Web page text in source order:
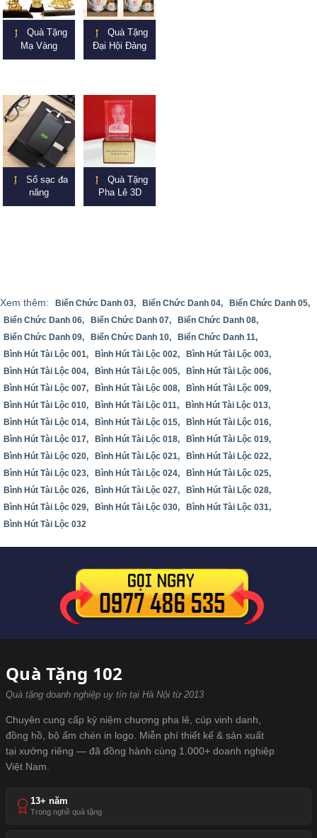
Quà Tặng
Mạ Vàng
Quà Tặng
Đại Hội Đảng
Sổ sạc đa
năng
Quà Tặng
Pha Lê 3D
Xem thêm: Biển Chức Danh 03, Biển Chức Danh 04,
Biển Chức Danh 05,
Biển Chức Danh 06,
Biển Chức Danh 07,
Biển Chức Danh 08,
Biển Chức Danh 09,
Biển Chức Danh 10,
Biển Chức Danh 11,
Bình Hút Tài Lộc 001,
Bình Hút Tài Lộc 002,
Bình Hút Tài Lộc 003,
Bình Hút Tài Lộc 004,
Bình Hút Tài Lộc 005,
Bình Hút Tài Lộc 006,
Bình Hút Tài Lộc 007,
Bình Hút Tài Lộc 008,
Bình Hút Tài Lộc 009,
Bình Hút Tài Lộc 010,
Bình Hút Tài Lộc 011,
Bình Hút Tài Lộc 013,
Bình Hút Tài Lộc 014,
Bình Hút Tài Lộc 015,
Bình Hút Tài Lộc 016,
Bình Hút Tài Lộc 017,
Bình Hút Tài Lộc 018,
Bình Hút Tài Lộc 019,
Bình Hút Tài Lộc 020,
Bình Hút Tài Lộc 021,
Bình Hút Tài Lộc 022,
Bình Hút Tài Lộc 023,
Bình Hút Tài Lộc 024,
Bình Hút Tài Lộc 025,
Bình Hút Tài Lộc 026,
Bình Hút Tài Lộc 027,
Bình Hút Tài Lộc 028,
Bình Hút Tài Lộc 029,
Bình Hút Tài Lộc 030,
Bình Hút Tài Lộc 031,
Bình Hút Tài Lộc 032
Quà Tặng 102
Quà tặng doanh nghiệp uy tín tại Hà Nội từ 2013
Chuyên cung cấp kỷ niệm chương pha lê, cúp vinh danh,
đồng hồ, bộ ấm chén in logo. Miễn phí thiết kế & sản xuất
tại xưởng riêng — đã đồng hành cùng 1.000+ doanh nghiệp
Việt Nam.
13+ năm
Trong nghề quà tặng